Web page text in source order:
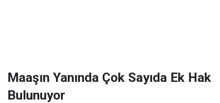
Maaşın Yanında Çok Sayıda Ek Hak
Bulunuyor